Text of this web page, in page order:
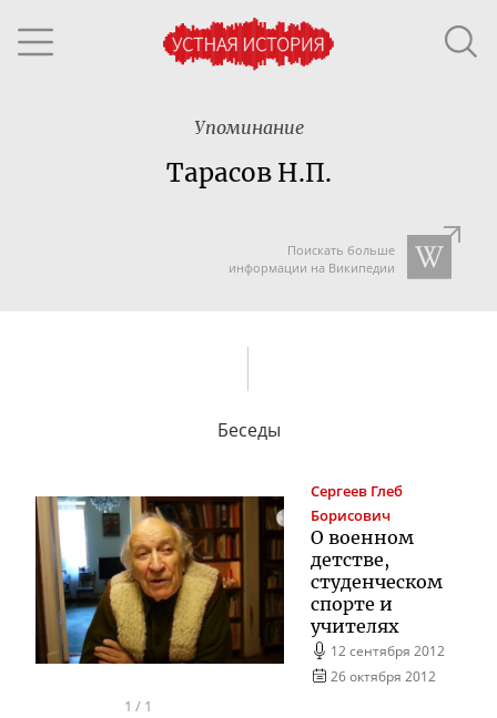
Упоминание
Тарасов Н.П.
Поискать больше
информации на Википедии
Беседы
Сергеев Глеб
Борисович
О военном
детстве,
студенческом
спорте и
учителях
12 сентября 2012
26 октября 2012
1 / 1